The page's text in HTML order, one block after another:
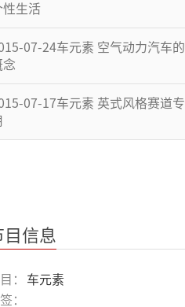
性生活
07-24车元素 空气动力汽车的
念
07-17车元素 英式风格赛道专
07-03车元素 镜头中的速度和
情
目信息
：
车元素
：